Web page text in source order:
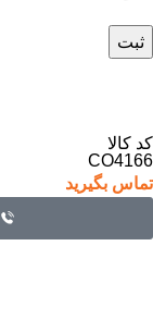
کد کالا
CO4166
تماس بگیرید